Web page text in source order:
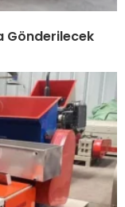
Gönderilecek